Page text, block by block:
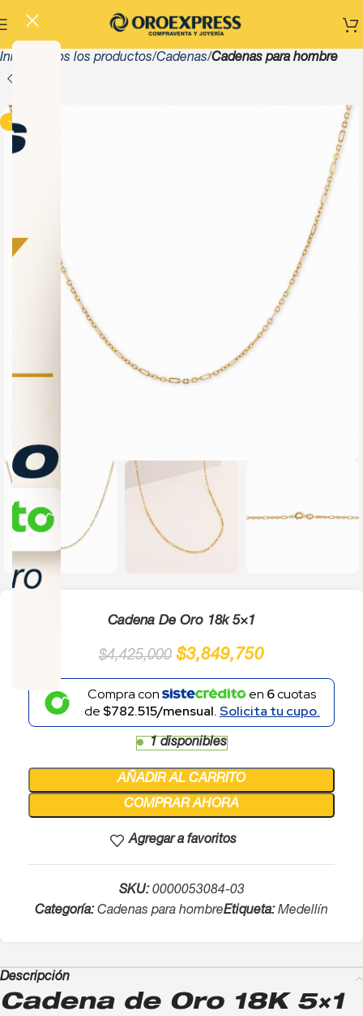
Inicio Todos los productos Cadenas Cadenas para hombre
-13%
Cadena De Oro 18k 5×1
$4,425,000 $3,849,750
Compra con en 6cuotas
de $782.515/mensual.Solicita tu cupo.
1 disponibles
AÑADIR AL CARRITO
COMPRAR AHORA
Agregar a favoritos
SKU:0000053084-03
Categoría: Cadenas para hombreEtiqueta: Medellín
Descripción
Cadena de Oro 18K 5×1